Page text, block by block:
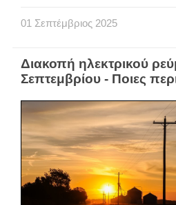
01 Σεπτέμβριος 2025
Διακοπή ηλεκτρικού
Σεπτεμβρίου - Ποιες